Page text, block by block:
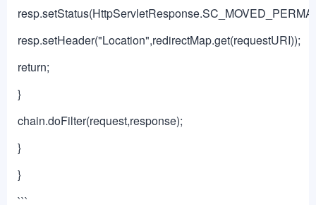
resp.setHeader("Location",redirectMap.get(requestURI));
return;
}
chain.doFilter(request,response);
}
}
```